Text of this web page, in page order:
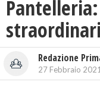
Redazione
27 Febbraio